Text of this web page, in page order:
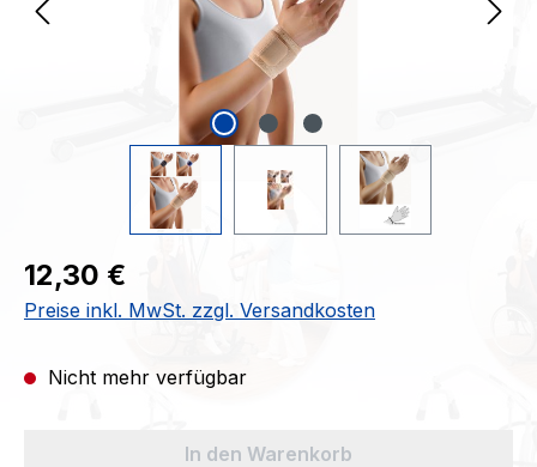
Regulärer Preis:
12,30 €
Preise inkl. MwSt. zzgl. Versandkosten
Nicht mehr verfügbar
In den Warenkorb